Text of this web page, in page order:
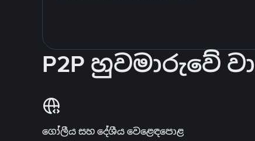
P2P හුවමාරුවේ
ගෝලීය සහ දේශීය වෙළෙඳපොළ